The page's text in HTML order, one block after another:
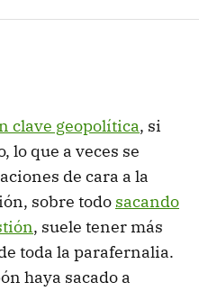
clave geopolítica, si
lo que a veces se
de cara a la
sobre todo sacando
, suele tener más
toda la parafernalia.
haya sacado a